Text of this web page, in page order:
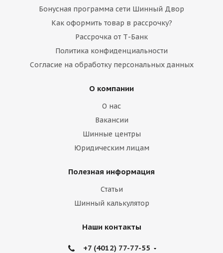
Бонусная программа сети Шинный Двор
Как оформить товар в рассрочку?
Рассрочка от Т-Банк
Политика конфиденциальности
Согласие на обработку персональных данных
О компании
О нас
Вакансии
Шинные центры
Юридическим лицам
Полезная информация
Статьи
Шинный калькулятор
Наши контакты
+7 (4012) 77-77-55